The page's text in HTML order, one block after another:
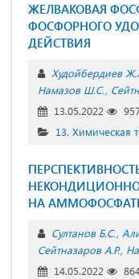
ЖЕЛВАКОВАЯ
ФОСФОРНОГО
ДЕЙСТВИЯ
Худойбердиев
Намазов Ш.С.
13.05.2022
13. Химическая
НА
Султанов Б.С.
Сейтназаров А.Р.
14.05.2022